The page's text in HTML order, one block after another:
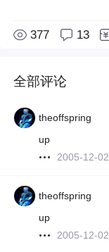
377 13
全部评论
theoffspring
up
2005-12-02
theoffspring
up
2005-12-02